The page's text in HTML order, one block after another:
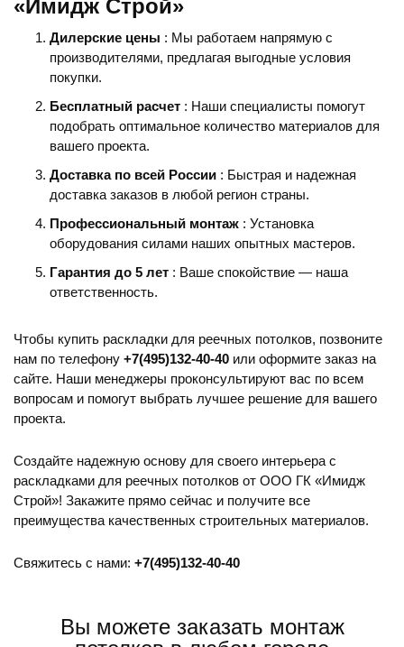
«Имидж Строй»
Дилерские цены : Мы работаем напрямую с
производителями, предлагая выгодные условия
покупки.
Бесплатный расчет : Наши специалисты помогут
подобрать оптимальное количество материалов для
вашего проекта.
Доставка по всей России : Быстрая и надежная
доставка заказов в любой регион страны.
Профессиональный монтаж : Установка
оборудования силами наших опытных мастеров.
Гарантия до 5 лет : Ваше спокойствие — наша
ответственность.
Чтобы купить раскладки для реечных потолков, позвоните
нам по телефону +7(495)132-40-40 или оформите заказ на
сайте. Наши менеджеры проконсультируют вас по всем
вопросам и помогут выбрать лучшее решение для вашего
проекта.
Создайте надежную основу для своего интерьера с
раскладками для реечных потолков от ООО ГК «Имидж
Строй»! Закажите прямо сейчас и получите все
преимущества качественных строительных материалов.
Свяжитесь с нами: +7(495)132-40-40
Вы можете заказать монтаж